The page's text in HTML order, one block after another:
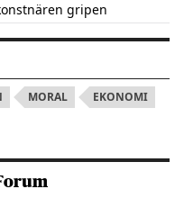
gripen
MORAL
EKONOMI